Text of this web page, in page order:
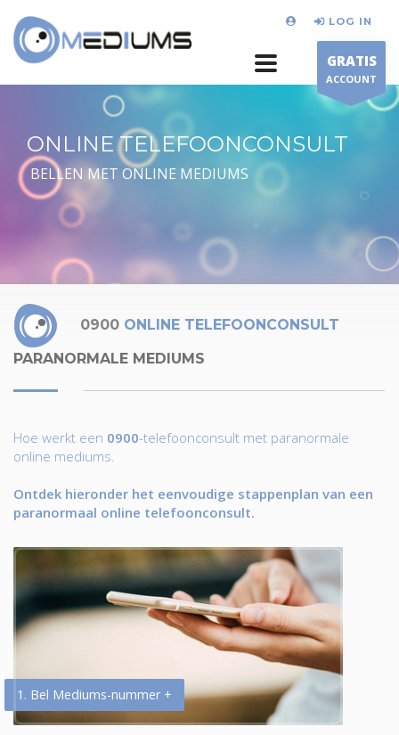
LOG IN
GRATIS
ACCOUNT
ONLINE TELEFOONCONSULT
BELLEN MET ONLINE MEDIUMS
0900 ONLINE TELEFOONCONSULT
PARANORMALE MEDIUMS
Hoe werkt een 0900-telefoonconsult met paranormale
online mediums.
Ontdek hieronder het eenvoudige stappenplan van een
paranormaal online telefoonconsult.
1. Bel Mediums-nummer +